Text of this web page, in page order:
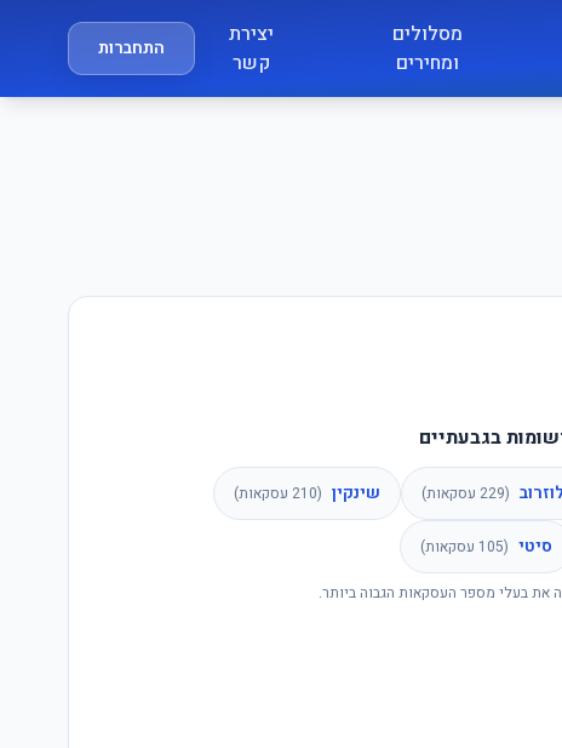
מסלולים
ומחירים
יצירת
קשר
התחברות
בגבעתיים
(
229 עסקאות) שינקין (
210 עסקאות)
סיטי (
105 עסקאות)
את בעלי מספר העסקאות הגבוה ביותר.